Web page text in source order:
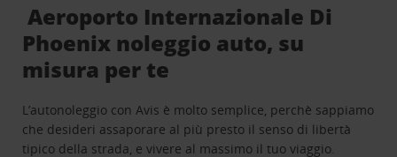
Aeroporto Internazionale Di
Phoenix noleggio auto, su
misura per te
L’autonoleggio con Avis è molto semplice, perchè sappiamo
che desideri assaporare al più presto il senso di libertà
tipico della strada, e vivere al massimo il tuo viaggio.